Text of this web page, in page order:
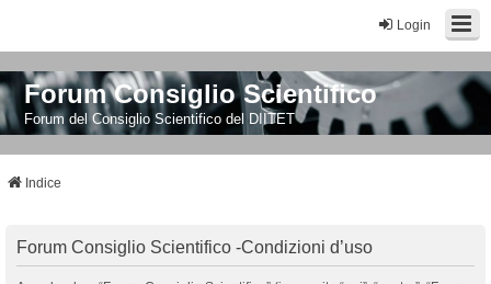
Login
Forum Consiglio Scientifico
Forum del Consiglio Scientifico del DIITET
Indice
Forum Consiglio Scientifico -Condizioni d’uso